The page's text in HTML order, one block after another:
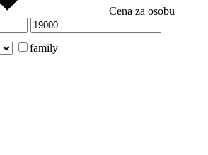
Cena za osobu
family